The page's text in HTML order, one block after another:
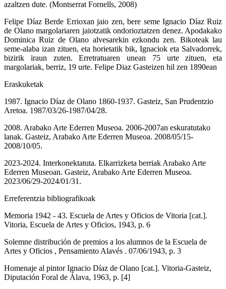
azaltzen dute. (Montserrat Fornells, 2008)
Felipe Díaz Berde Errioxan jaio zen, bere seme Ignacio Díaz Ruiz
de Olano margolariaren jaiotzatik ondorioztatzen denez. Apodakako
Dominica Ruiz de Olano alvesarekin ezkondu zen. Bikoteak lau
seme-alaba izan zituen, eta horietatik bik, Ignaciok eta Salvadorrek,
bizirik iraun zuten. Erretratuaren unean 75 urte zituen, eta
margolariak, berriz, 19 urte. Felipe Diaz Gasteizen hil zen 1890ean
Eraskuketak
1987. Ignacio Díaz de Olano 1860-1937. Gasteiz, San Prudentzio
Aretoa. 1987/03/26-1987/04/28.
2008. Arabako Arte Ederren Museoa. 2006-2007an eskuratutako
lanak. Gasteiz, Arabako Arte Ederren Museoa. 2008/05/15-
2008/10/05.
2023-2024. Interkonektatuta. Elkarrizketa berriak Arabako Arte
Ederren Museoan. Gasteiz, Arabako Arte Ederren Museoa.
2023/06/29-2024/01/31.
Erreferentzia bibliografikoak
Memoria 1942 - 43. Escuela de Artes y Oficios de Vitoria [cat.].
Vitoria, Escuela de Artes y Oficios, 1943, p. 6
Solemne distribución de premios a los alumnos de la Escuela de
Artes y Oficios , Pensamiento Alavés . 07/06/1943, p. 3
Homenaje al pintor Ignacio Díaz de Olano [cat.]. Vitoria-Gasteiz,
Diputación Foral de Álava, 1963, p. [4]